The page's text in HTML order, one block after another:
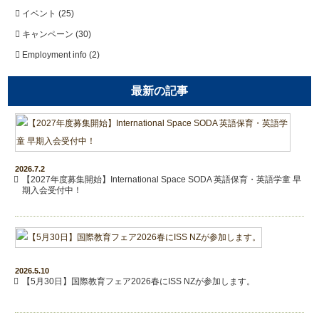
イベント (25)
キャンペーン (30)
Employment info (2)
最新の記事
2026.7.2
【2027年度募集開始】International Space SODA 英語保育・英語学童 早
期入会受付中！
2026.5.10
【5月30日】国際教育フェア2026春にISS NZが参加します。